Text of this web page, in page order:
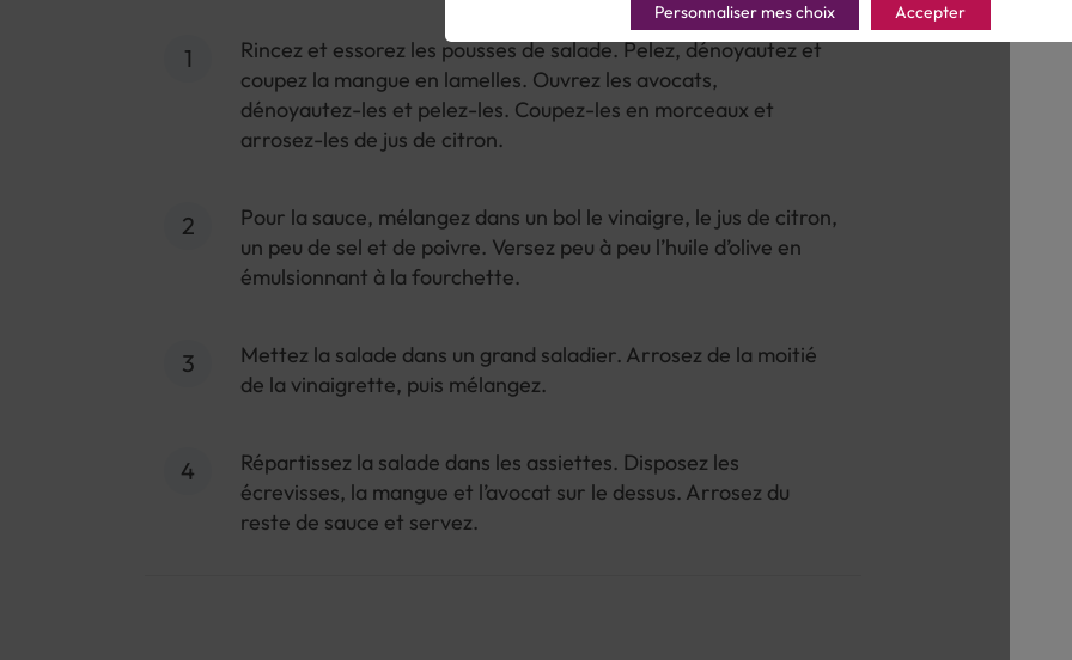
Rincez et essorez les pousses de salade. Pelez, dénoyautez et
coupez la mangue en lamelles. Ouvrez les avocats,
dénoyautez-les et pelez-les. Coupez-les en morceaux et
arrosez-les de jus de citron.
Pour la sauce, mélangez dans un bol le vinaigre, le jus de citron,
un peu de sel et de poivre. Versez peu à peu l’huile d’olive en
émulsionnant à la fourchette.
Mettez la salade dans un grand saladier. Arrosez de la moitié
de la vinaigrette, puis mélangez.
Répartissez la salade dans les assiettes. Disposez les
écrevisses, la mangue et l’avocat sur le dessus. Arrosez du
reste de sauce et servez.
Personnaliser mes choix Accepter